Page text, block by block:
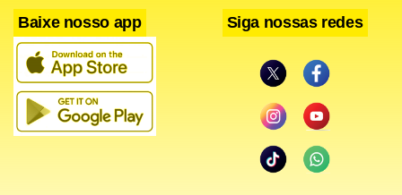
Baixe nosso app Siga nossas redes